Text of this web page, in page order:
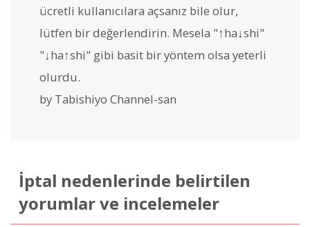
ücretli kullanıcılara açsanız bile olur,
lütfen bir değerlendirin. Mesela "↑ha↓shi"
"↓ha↑shi" gibi basit bir yöntem olsa yeterli
olurdu.
by Tabishiyo Channel-san
İptal nedenlerinde belirtilen
yorumlar ve incelemeler